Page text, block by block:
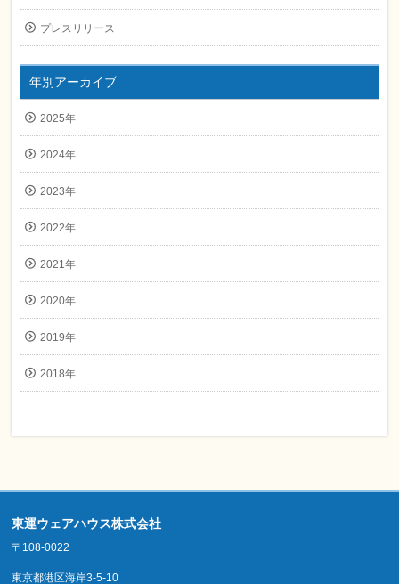
プレスリリース
年別アーカイブ
2025年
2024年
2023年
2022年
2021年
2020年
2019年
2018年
東運ウェアハウス株式会社
〒108-0022
東京都港区海岸3-5-10